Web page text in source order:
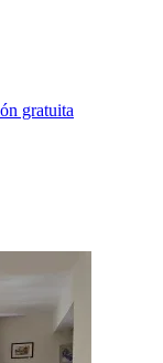
gratuita